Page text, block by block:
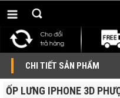
CHI TIẾT SẢN PHẨM
ỐP LƯNG IPHONE 3D